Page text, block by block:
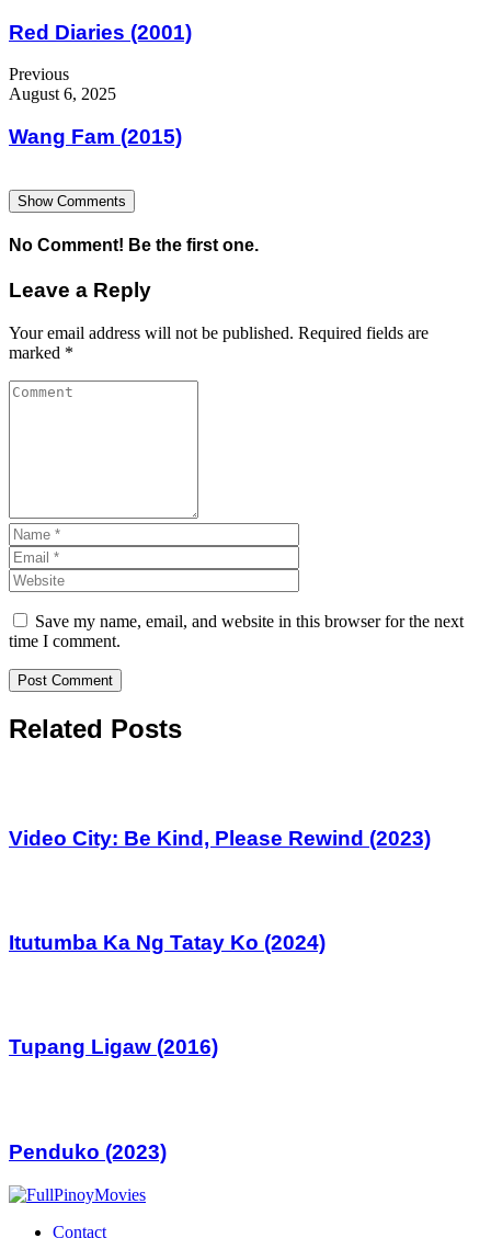
Red Diaries (2001)
Previous
August 6, 2025
Wang Fam (2015)
Show Comments
No Comment! Be the first one.
Leave a Reply
Your email address will not be published. Required fields are
marked *
Save my name, email, and website in this browser for the next
time I comment.
Related Posts
Video City: Be Kind, Please Rewind (2023)
Itutumba Ka Ng Tatay Ko (2024)
Tupang Ligaw (2016)
Penduko (2023)
Contact